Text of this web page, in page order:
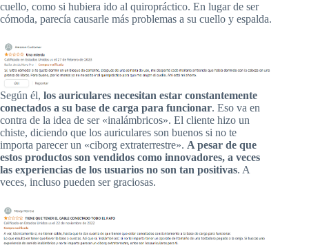
cuello, como si hubiera ido al quiropráctico. En lugar de ser
cómoda, parecía causarle más problemas a su cuello y espalda.
Según él, los auriculares necesitan estar constantemente
conectados a su base de carga para funcionar. Eso va en
contra de la idea de ser «inalámbricos». El cliente hizo un
chiste, diciendo que los auriculares son buenos si no te
importa parecer un «ciborg extraterrestre». A pesar de que
estos productos son vendidos como innovadores, a veces
las experiencias de los usuarios no son tan positivas. A
veces, incluso pueden ser graciosas.